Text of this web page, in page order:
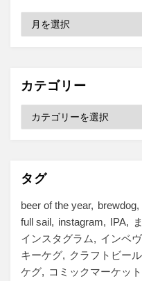
ブ
カテゴリー
ー
タグ
beer of the year brewdog
full sail
instagram IPA
インスタグラム
インベヴ
キーケグ
クラフトビール
ケグ
コミックマーケット